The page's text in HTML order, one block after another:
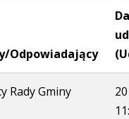
Odpowiadający
Rady Gminy